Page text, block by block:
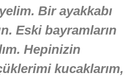
Bir ayakkabı
Eski bayramların
Hepinizin
kucaklarım,